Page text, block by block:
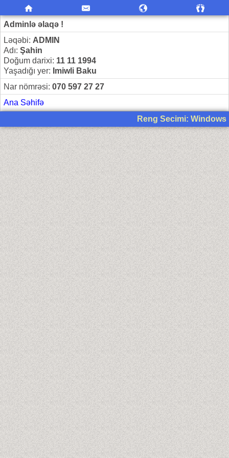
Adminlə əlaqə !
Ləqəbi: ADMIN
Adı: Şahin
Doğum darixi: 11 11 1994
Yaşadığı yer: Imiwli Baku
Nar nömrəsi: 070 597 27 27
Ana Səhifə
Reng Secimi: Windows